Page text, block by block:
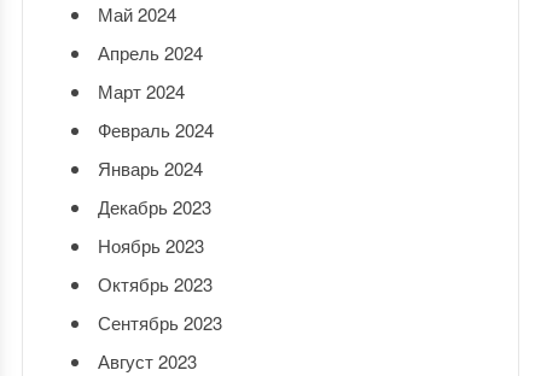
Май 2024
Апрель 2024
Март 2024
Февраль 2024
Январь 2024
Декабрь 2023
Ноябрь 2023
Октябрь 2023
Сентябрь 2023
Август 2023